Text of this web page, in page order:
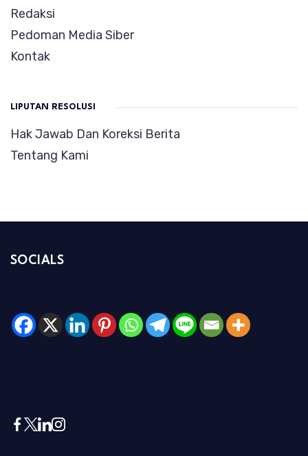
Redaksi
Pedoman Media Siber
Kontak
LIPUTAN RESOLUSI
Hak Jawab Dan Koreksi Berita
Tentang Kami
SOCIALS